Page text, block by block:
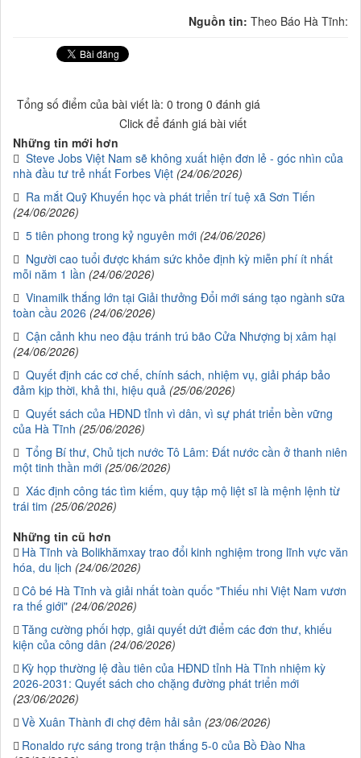
Nguồn tin: Theo Báo Hà Tĩnh:
Tổng số điểm của bài viết là: 0 trong 0 đánh giá
Click để đánh giá bài viết
Những tin mới hơn
Steve Jobs Việt Nam sẽ không xuất hiện đơn lẻ - góc nhìn của
nhà đầu tư trẻ nhất Forbes Việt (24/06/2026)
Ra mắt Quỹ Khuyến học và phát triển trí tuệ xã Sơn Tiến
(24/06/2026)
5 tiên phong trong kỷ nguyên mới (24/06/2026)
Người cao tuổi được khám sức khỏe định kỳ miễn phí ít nhất
mỗi năm 1 lần (24/06/2026)
Vinamilk thắng lớn tại Giải thưởng Đổi mới sáng tạo ngành sữa
toàn cầu 2026 (24/06/2026)
Cận cảnh khu neo đậu tránh trú bão Cửa Nhượng bị xâm hại
(24/06/2026)
Quyết định các cơ chế, chính sách, nhiệm vụ, giải pháp bảo
đảm kịp thời, khả thi, hiệu quả (25/06/2026)
Quyết sách của HĐND tỉnh vì dân, vì sự phát triển bền vững
của Hà Tĩnh (25/06/2026)
Tổng Bí thư, Chủ tịch nước Tô Lâm: Đất nước cần ở thanh niên
một tinh thần mới (25/06/2026)
Xác định công tác tìm kiếm, quy tập mộ liệt sĩ là mệnh lệnh từ
trái tim (25/06/2026)
Những tin cũ hơn
Hà Tĩnh và Bolikhămxay trao đổi kinh nghiệm trong lĩnh vực văn
hóa, du lịch (24/06/2026)
Cô bé Hà Tĩnh và giải nhất toàn quốc "Thiếu nhi Việt Nam vươn
ra thế giới" (24/06/2026)
Tăng cường phối hợp, giải quyết dứt điểm các đơn thư, khiếu
kiện của công dân (24/06/2026)
Kỳ họp thường lệ đầu tiên của HĐND tỉnh Hà Tĩnh nhiệm kỳ
2026-2031: Quyết sách cho chặng đường phát triển mới
(23/06/2026)
Về Xuân Thành đi chợ đêm hải sản (23/06/2026)
Ronaldo rực sáng trong trận thắng 5-0 của Bồ Đào Nha